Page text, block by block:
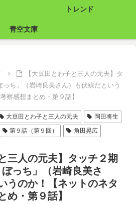
トレンド
青空文庫
【大豆田とわ子と三人の元夫】タ
ち」（岩崎良美さん）も伏線だという
察感想まとめ・第９話】
大豆田とわ子と三人の元夫
岡田将生
第９話（第９回） 角田晃広
三人の元夫】タッチ２期
っち」（岩崎良美さ
うのか！【ネットのネタ
め・第９話】